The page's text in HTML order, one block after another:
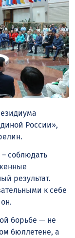
России»,
соблюдать
результат.
к себе
борьбе — не
бюллетене, а